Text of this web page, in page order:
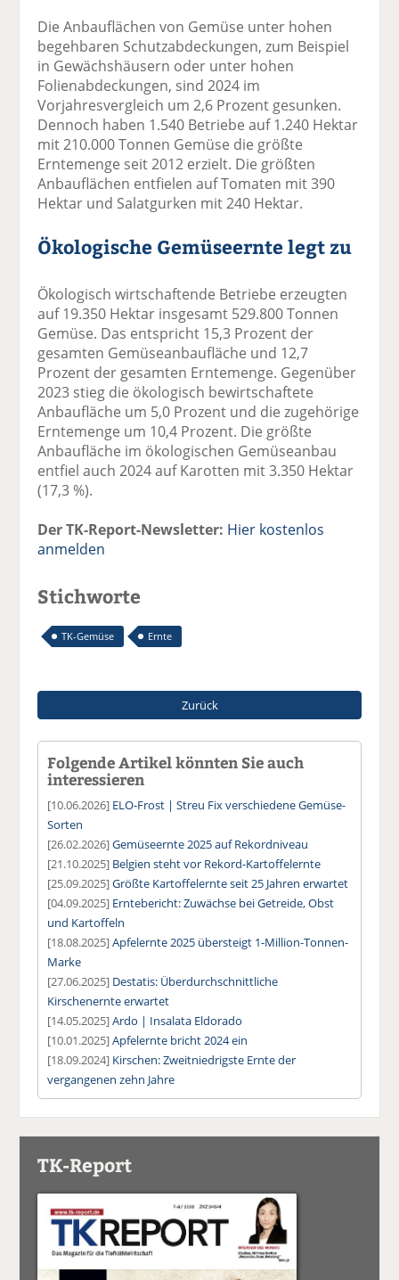
Die Anbauflächen von Gemüse unter hohen
begehbaren Schutzabdeckungen, zum Beispiel
in Gewächshäusern oder unter hohen
Folienabdeckungen, sind 2024 im
Vorjahresvergleich um 2,6 Prozent gesunken.
Dennoch haben 1.540 Betriebe auf 1.240 Hektar
mit 210.000 Tonnen Gemüse die größte
Erntemenge seit 2012 erzielt. Die größten
Anbauflächen entfielen auf Tomaten mit 390
Hektar und Salatgurken mit 240 Hektar.
Ökologische Gemüseernte legt zu
Ökologisch wirtschaftende Betriebe erzeugten
auf 19.350 Hektar insgesamt 529.800 Tonnen
Gemüse. Das entspricht 15,3 Prozent der
gesamten Gemüseanbaufläche und 12,7
Prozent der gesamten Erntemenge. Gegenüber
2023 stieg die ökologisch bewirtschaftete
Anbaufläche um 5,0 Prozent und die zugehörige
Erntemenge um 10,4 Prozent. Die größte
Anbaufläche im ökologischen Gemüseanbau
entfiel auch 2024 auf Karotten mit 3.350 Hektar
(17,3 %).
Der TK-Report-Newsletter: Hier kostenlos
anmelden
Stichworte
TK-Gemüse Ernte
Zurück
Folgende Artikel könnten Sie auch
interessieren
[10.06.2026] ELO-Frost | Streu Fix verschiedene Gemüse-
Sorten
[26.02.2026]Gemüseernte 2025 auf Rekordniveau
[21.10.2025] Belgien steht vor Rekord-Kartoffelernte
[25.09.2025]Größte Kartoffelernte seit 25 Jahren erwartet
[04.09.2025] Erntebericht: Zuwächse bei Getreide, Obst
und Kartoffeln
[18.08.2025]Apfelernte 2025 übersteigt 1-Million-Tonnen-
Marke
[27.06.2025] Destatis: Überdurchschnittliche
Kirschenernte erwartet
[14.05.2025]Ardo | Insalata Eldorado
[10.01.2025]Apfelernte bricht 2024 ein
[18.09.2024] Kirschen: Zweitniedrigste Ernte der
vergangenen zehn Jahre
TK-Report